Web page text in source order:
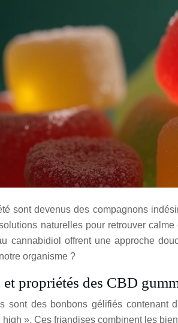
sont devenus des compagnons
naturelles pour retrouver
cannabidiol offrent une approche
organisme ?
propriétés des CBD
sont des bonbons gélifiés contenant
high ». Ces friandises combinent les